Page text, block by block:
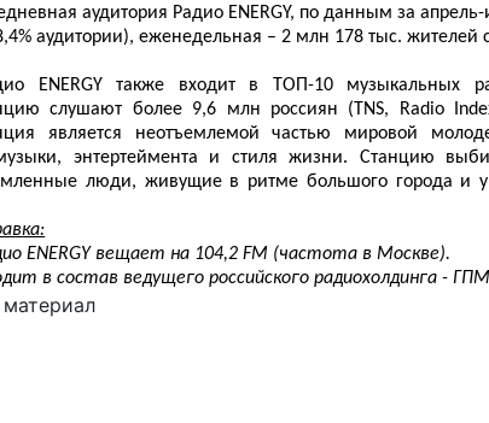
аудитория Радио ENERGY, по данным за
аудитории), еженедельная – 2 млн 178 тыс. жителей
ENERGY также входит в ТОП-10 музыкальных
слушают более 9,6 млн россиян (TNS, Radio
является неотъемлемой частью мировой
энтертеймента и стиля жизни. Станцию
люди, живущие в ритме большого города и
ENERGY вещает на 104,2 FM (частота в Москве).
в состав ведущего российского радиохолдинга -